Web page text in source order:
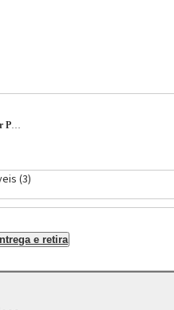
Press Grill Master Press Mondial Preto e Inox 1000W PG-01
(3)
e retira